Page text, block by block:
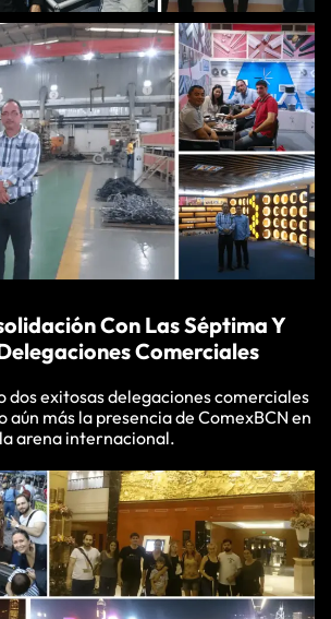
Con Las Séptima Y
Comerciales
dos exitosas delegaciones comerciales
aún más la presencia de ComexBCN en
la arena internacional.